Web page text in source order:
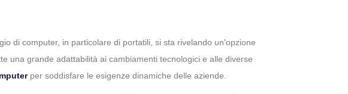
di computer, in particolare di portatili, si sta rivelando un'opzione
una grande adattabilità ai cambiamenti tecnologici e alle diverse
per soddisfare le esigenze dinamiche delle aziende.